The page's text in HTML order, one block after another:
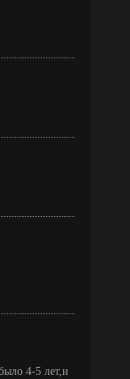
4-5 лет,и